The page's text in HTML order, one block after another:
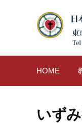
HOME
いず